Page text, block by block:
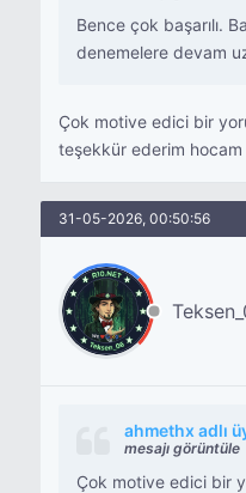
Bence çok başarılı.
denemelere devam
Çok motive edici bir
teşekkür ederim
31-05-2026, 00:50:56
ahmethx adlı
mesajı görüntüle
Çok motive edici bir